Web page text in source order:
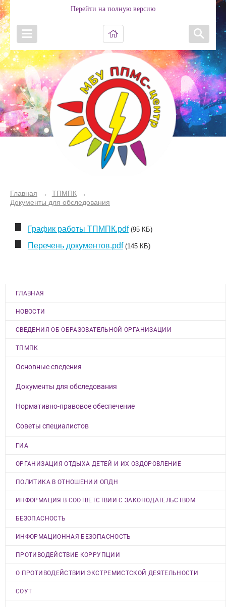
Перейти на полную версию
Главная → ТПМПК →
Документы для обследования
График работы ТПМПК.pdf (95 КБ)
Перечень документов.pdf (145 КБ)
ГЛАВНАЯ
НОВОСТИ
СВЕДЕНИЯ ОБ ОБРАЗОВАТЕЛЬНОЙ ОРГАНИЗАЦИИ
ТПМПК
Основные сведения
Документы для обследования
Нормативно-правовое обеспечение
Советы специалистов
ГИА
ОРГАНИЗАЦИЯ ОТДЫХА ДЕТЕЙ И ИХ ОЗДОРОВЛЕНИЕ
ПОЛИТИКА В ОТНОШЕНИИ ОПДН
ИНФОРМАЦИЯ В СООТВЕТСТВИИ С ЗАКОНОДАТЕЛЬСТВОМ
БЕЗОПАСНОСТЬ
ИНФОРМАЦИОННАЯ БЕЗОПАСНОСТЬ
ПРОТИВОДЕЙСТВИЕ КОРРУПЦИИ
О ПРОТИВОДЕЙСТВИИ ЭКСТРЕМИСТСКОЙ ДЕЯТЕЛЬНОСТИ
СОУТ